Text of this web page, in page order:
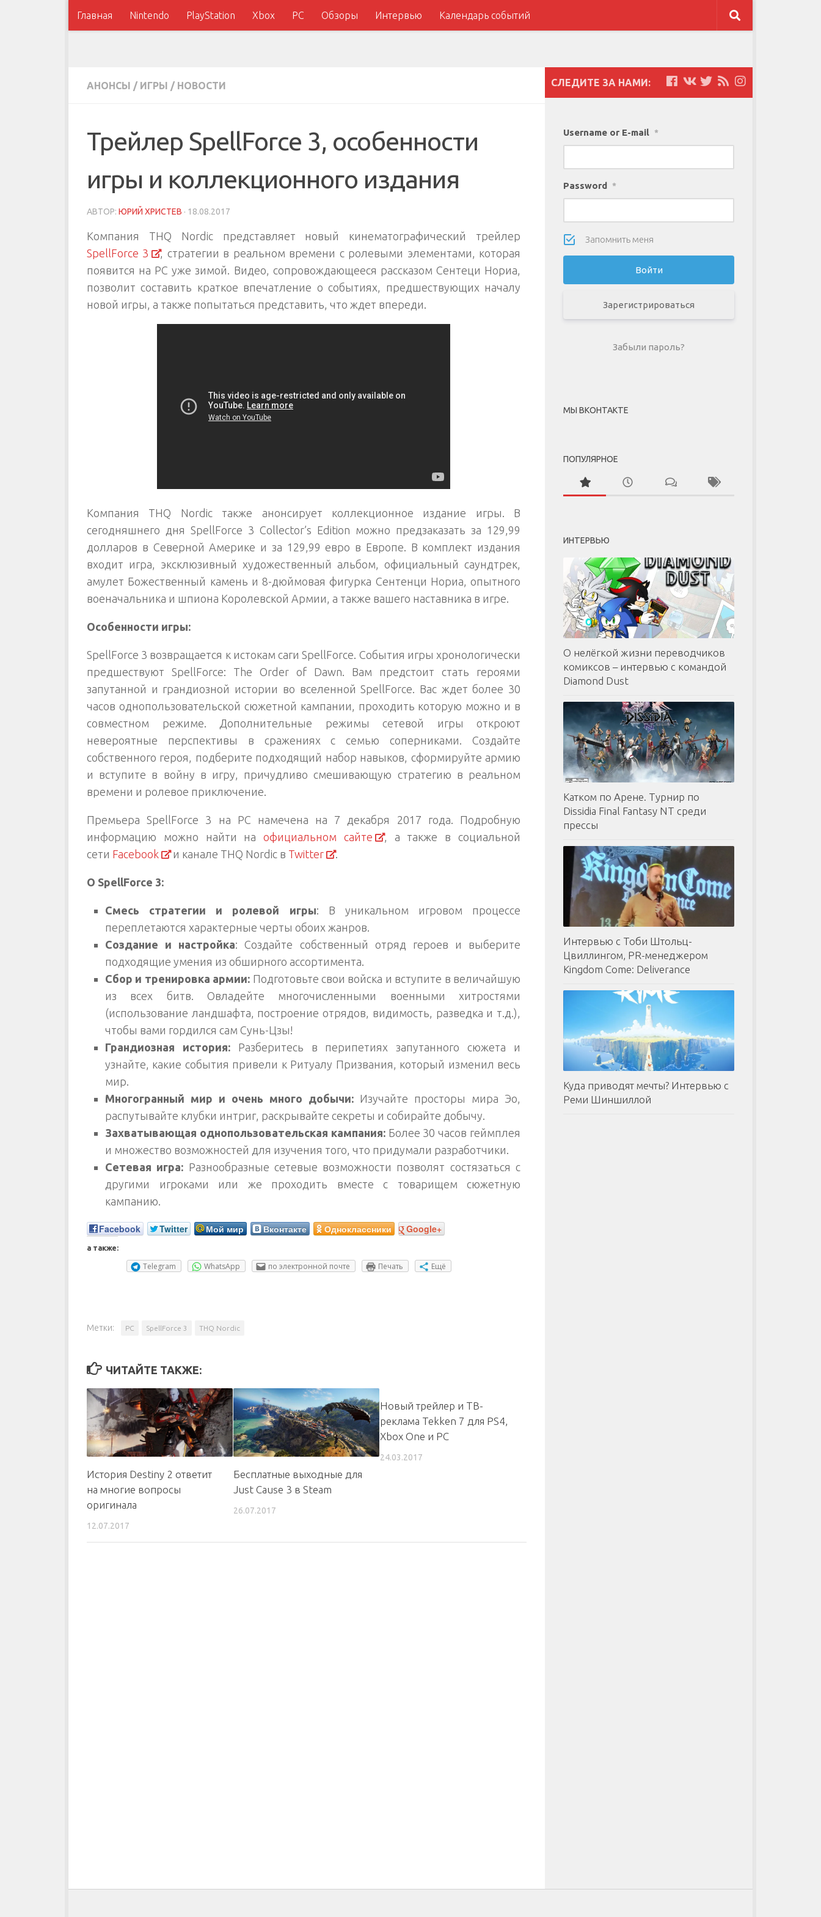
Главная Nintendo PlayStation Xbox PC Обзоры Интервью Календарь событий
АНОНСЫ / ИГРЫ / НОВОСТИ
Трейлер SpellForce 3, особенности
игры и коллекционного издания
АВТОР: ЮРИЙ ХРИСТЕВ · 18.08.2017
Компания THQ Nordic представляет новый кинематографический трейлер
SpellForce 3
, стратегии в реальном времени с ролевыми элементами, которая
появится на РС уже зимой. Видео, сопровождающееся рассказом Сентеци Нориа,
позволит составить краткое впечатление о событиях, предшествующих началу
новой игры, а также попытаться представить, что ждет впереди.
Компания THQ Nordic также анонсирует коллекционное издание игры. В
сегодняшнего дня SpellForce 3 Collector’s Edition можно предзаказать за 129,99
долларов в Северной Америке и за 129,99 евро в Европе. В комплект издания
входит игра, эксклюзивный художественный альбом, официальный саундтрек,
амулет Божественный камень и 8-дюймовая фигурка Сентенци Нориа, опытного
военачальника и шпиона Королевской Армии, а также вашего наставника в игре.
Особенности игры:
SpellForce 3 возвращается к истокам саги SpellForce. События игры хронологически
предшествуют SpellForce: The Order of Dawn. Вам предстоит стать героями
запутанной и грандиозной истории во вселенной SpellForce. Вас ждет более 30
часов однопользовательской сюжетной кампании, проходить которую можно и в
совместном режиме. Дополнительные режимы сетевой игры откроют
невероятные перспективы в сражениях с семью соперниками. Создайте
собственного героя, подберите подходящий набор навыков, сформируйте армию
и вступите в войну в игру, причудливо смешивающую стратегию в реальном
времени и ролевое приключение.
Премьера SpellForce 3 на РС намечена на 7 декабря 2017 года. Подробную
информацию можно найти наофициальном сайте
, а также в социальной
сети Facebook и канале THQ Nordic в Twitter .
О SpellForce 3:
Смесь стратегии и ролевой игры: В уникальном игровом процессе
переплетаются характерные черты обоих жанров.
Создание и настройка: Создайте собственный отряд героев и выберите
подходящие умения из обширного ассортимента.
Сбор и тренировка армии: Подготовьте свои войска и вступите в величайшую
из всех битв. Овладейте многочисленными военными хитростями
(использование ландшафта, построение отрядов, видимость, разведка и т.д.),
чтобы вами гордился сам Сунь-Цзы!
Грандиозная история: Разберитесь в перипетиях запутанного сюжета и
узнайте, какие события привели к Ритуалу Призвания, который изменил весь
мир.
Многогранный мир и очень много добычи: Изучайте просторы мира Эо,
распутывайте клубки интриг, раскрывайте секреты и собирайте добычу.
Захватывающая однопользовательская кампания: Более 30 часов геймплея
и множество возможностей для изучения того, что придумали разработчики.
Сетевая игра: Разнообразные сетевые возможности позволят состязаться с
другими игроками или же проходить вместе с товарищем сюжетную
кампанию.
Facebook Twitter Мой мир Вконтакте Одноклассники Google+
а также:
Telegram WhatsApp по электронной почте Печать Ещё
Метки: PC SpellForce 3 THQ Nordic
ЧИТАЙТЕ ТАКЖЕ:
История Destiny 2 ответит
на многие вопросы
оригинала
12.07.2017
Бесплатные выходные для
Just Cause 3 в Steam
26.07.2017
Новый трейлер и ТВ-
реклама Tekken 7 для PS4,
Xbox One и PC
24.03.2017
СЛЕДИТЕ ЗА НАМИ:
Username or E-mail *
Password *
Запомнить меня
Зарегистрироваться
Забыли пароль?
МЫ ВКОНТАКТЕ
ПОПУЛЯРНОЕ
ИНТЕРВЬЮ
О нелёгкой жизни переводчиков
комиксов – интервью с командой
Diamond Dust
Катком по Арене. Турнир по
Dissidia Final Fantasy NT среди
прессы
Интервью с Тоби Штольц-
Цвиллингом, PR-менеджером
Kingdom Come: Deliverance
Куда приводят мечты? Интервью с
Реми Шиншиллой